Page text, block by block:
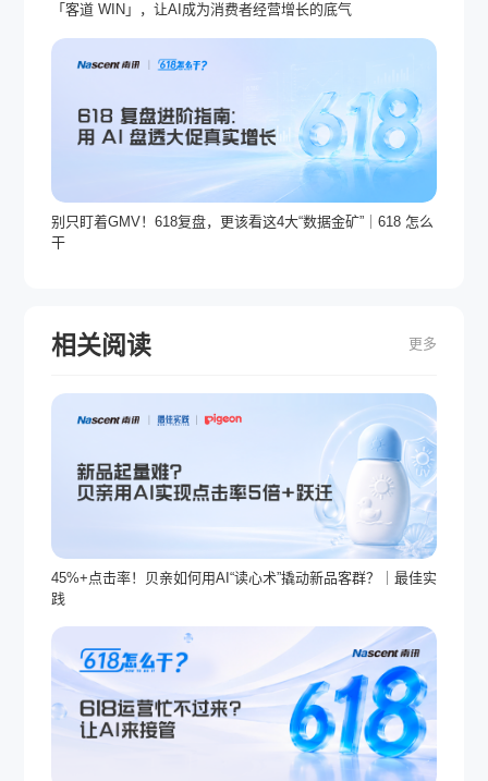
「客道 WIN」，让AI成为消费者经营增长的底气
别只盯着GMV！618复盘，更该看这4大“数据金矿”｜618 怎么
干
相关阅读 更多
45%+点击率！贝亲如何用AI“读心术”撬动新品客群？｜最佳实
践